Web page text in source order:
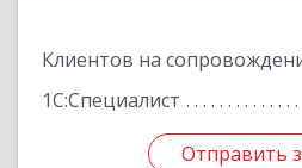
Клиентов на
1С:Специалист
Отправить
Отправить